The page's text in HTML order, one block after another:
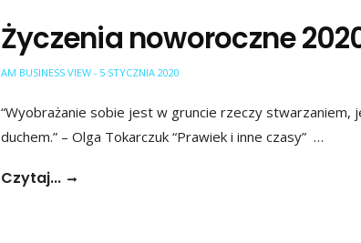
Życzenia noworoczne
AM BUSINESS VIEW - 5 STYCZNIA 2020
“Wyobrażanie sobie jest w gruncie rzeczy
duchem.” – Olga Tokarczuk “Prawiek i inne czasy” …
Czytaj...